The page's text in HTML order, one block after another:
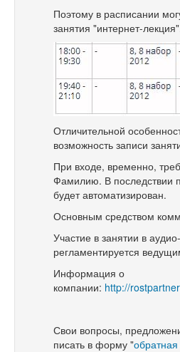
Поэтому в расписании
занятия "интернет-
Отличительной
возможность записи
При входе, временно,
Фамилию. В последствии
будет автоматизирован.
Основным средством
Участие в занятии в
регламентируется
Информация о
компании: http://
Свои вопросы,
писать в форму "обратная